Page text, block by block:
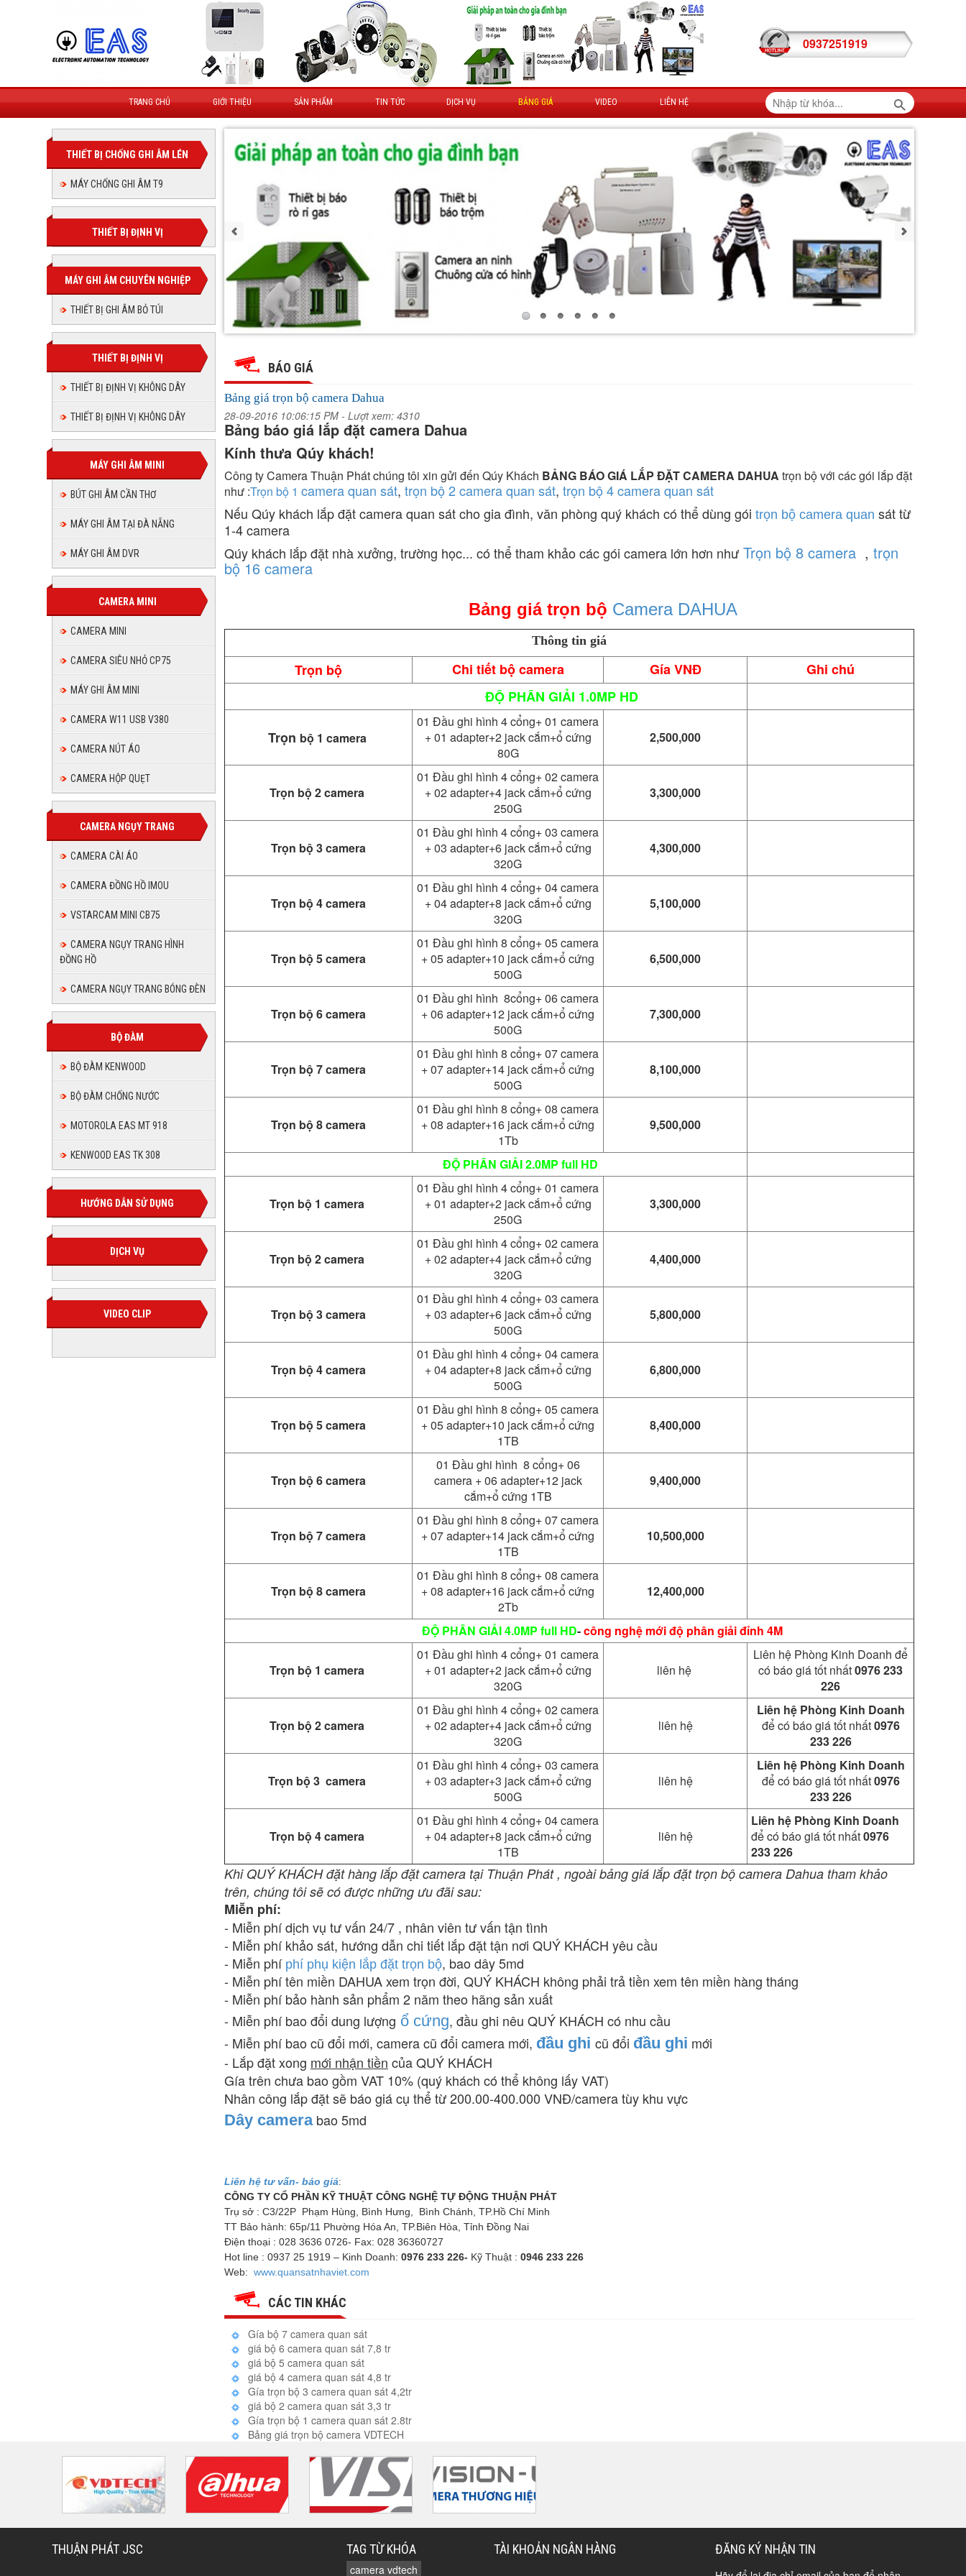
0937251919
TRANG CHỦ GIỚI THIỆU SẢN PHẨM TIN TỨC DỊCH VỤ BẢNG GIÁ VIDEO LIÊN HỆ
THIẾT BỊ CHỐNG GHI ÂM LÉN
MÁY CHỐNG GHI ÂM T9
THIẾT BỊ ĐỊNH VỊ
MÁY GHI ÂM CHUYÊN NGHIỆP
THIẾT BỊ GHI ÂM BỎ TÚI
THIẾT BỊ ĐỊNH VỊ
THIẾT BỊ ĐỊNH VỊ KHÔNG DÂY
THIẾT BỊ ĐỊNH VỊ KHÔNG DÂY
MÁY GHI ÂM MINI
BÚT GHI ÂM CẦN THƠ
MÁY GHI ÂM TẠI ĐÀ NẴNG
MÁY GHI ÂM DVR
CAMERA MINI
CAMERA MINI
CAMERA SIÊU NHỎ CP75
MÁY GHI ÂM MINI
CAMERA W11 USB V380
CAMERA NÚT ÁO
CAMERA HỘP QUẸT
CAMERA NGỤY TRANG
CAMERA CÀI ÁO
CAMERA ĐỒNG HỒ IMOU
VSTARCAM MINI CB75
CAMERA NGỤY TRANG HÌNH
ĐỒNG HỒ
CAMERA NGỤY TRANG BÓNG ĐÈN
BỘ ĐÀM
BỘ ĐÀM KENWOOD
BỘ ĐÀM CHỐNG NƯỚC
MOTOROLA EAS MT 918
KENWOOD EAS TK 308
HƯỚNG DẪN SỬ DỤNG
DỊCH VỤ
VIDEO CLIP
Bảng
giá
trọn
bộ
camera
Dahua
Bảng
giá
trọn
bộ
camera
Dahua
Bảng
giá
trọn
bộ
camera
Dahua
Bảng
trọn
bộ
camera
Dahua
Bảng
trọn
camera
Dahua
Bảng
trọn
camera
Dahua
BÁO GIÁ
Bảng giá trọn bộ camera Dahua
28-09-2016 10:06:15 PM - Lượt xem: 4310
Bảng báo giá lắp đặt camera Dahua
Kính thưa Qúy khách!
Công ty Camera Thuận Phát chúng tôi xin gửi đến Qúy Khách BẢNG BÁO GIÁ LẮP ĐẶT CAMERA DAHUA trọn bộ với các gói lắp đặt
như :Trọn bộ 1 camera quan sát, trọn bộ 2 camera quan sát, trọn bộ 4 camera quan sát
Nếu Qúy khách lắp đặt camera quan sát cho gia đình, văn phòng quý khách có thể dùng gói trọn bộ camera quan sát từ
1-4 camera
Qúy khách lắp đặt nhà xưởng, trường học... có thể tham khảo các gói camera lớn hơn như Trọn bộ 8 camera , trọn
bộ 16 camera
Bảng giá trọn bộ Camera DAHUA
Thông tin giá
Trọn bộ Chi tiết bộ camera Gía VNĐ
Ghi chú
ĐỘ PHÂN GIẢI 1.0MP HD
Trọn bộ 1 camera
01 Đầu ghi hình 4 cổng+ 01 camera
+ 01 adapter+2 jack cắm+ổ cứng
80G
2,500,000
Trọn bộ 2 camera
01 Đầu ghi hình 4 cổng+ 02 camera
+ 02 adapter+4 jack cắm+ổ cứng
250G
3,300,000
Trọn bộ 3 camera
01 Đầu ghi hình 4 cổng+ 03 camera
+ 03 adapter+6 jack cắm+ổ cứng
320G
4,300,000
Trọn bộ 4 camera
01 Đầu ghi hình 4 cổng+ 04 camera
+ 04 adapter+8 jack cắm+ổ cứng
320G
5,100,000
Trọn bộ 5 camera
01 Đầu ghi hình 8 cổng+ 05 camera
+ 05 adapter+10 jack cắm+ổ cứng
500G
6,500,000
Trọn bộ 6 camera
01 Đầu ghi hình 8cổng+ 06 camera
+ 06 adapter+12 jack cắm+ổ cứng
500G
7,300,000
Trọn bộ 7 camera
01 Đầu ghi hình 8 cổng+ 07 camera
+ 07 adapter+14 jack cắm+ổ cứng
500G
8,100,000
Trọn bộ 8 camera
01 Đầu ghi hình 8 cổng+ 08 camera
+ 08 adapter+16 jack cắm+ổ cứng
1Tb
9,500,000
ĐỘ PHÂN GIẢI 2.0MP full HD
Trọn bộ 1 camera
01 Đầu ghi hình 4 cổng+ 01 camera
+ 01 adapter+2 jack cắm+ổ cứng
250G
3,300,000
Trọn bộ 2 camera
01 Đầu ghi hình 4 cổng+ 02 camera
+ 02 adapter+4 jack cắm+ổ cứng
320G
4,400,000
Trọn bộ 3 camera
01 Đầu ghi hình 4 cổng+ 03 camera
+ 03 adapter+6 jack cắm+ổ cứng
500G
5,800,000
Trọn bộ 4 camera
01 Đầu ghi hình 4 cổng+ 04 camera
+ 04 adapter+8 jack cắm+ổ cứng
500G
6,800,000
Trọn bộ 5 camera
01 Đầu ghi hình 8 cổng+ 05 camera
+ 05 adapter+10 jack cắm+ổ cứng
1TB
8,400,000
Trọn bộ 6 camera
01 Đầu ghi hình 8 cổng+ 06
camera + 06 adapter+12 jack
cắm+ổ cứng 1TB
9,400,000
Trọn bộ 7 camera
01 Đầu ghi hình 8 cổng+ 07 camera
+ 07 adapter+14 jack cắm+ổ cứng
1TB
10,500,000
Trọn bộ 8 camera
01 Đầu ghi hình 8 cổng+ 08 camera
+ 08 adapter+16 jack cắm+ổ cứng
2Tb
12,400,000
ĐỘ PHÂN GIẢI 4.0MP full HD-công nghệ mới độ phân giải đỉnh 4M
Trọn bộ 1 camera
01 Đầu ghi hình 4 cổng+ 01 camera
+ 01 adapter+2 jack cắm+ổ cứng
320G
liên hệ
Liên hệ Phòng Kinh Doanh để
có báo giá tốt nhất0976 233
226
Trọn bộ 2 camera
01 Đầu ghi hình 4 cổng+ 02 camera
+ 02 adapter+4 jack cắm+ổ cứng
320G
liên hệ
Liên hệ Phòng Kinh Doanh
để có báo giá tốt nhất0976
233 226
Trọn bộ 3 camera
01 Đầu ghi hình 4 cổng+ 03 camera
+ 03 adapter+3 jack cắm+ổ cứng
500G
liên hệ
Liên hệ Phòng Kinh Doanh
để có báo giá tốt nhất0976
233 226
Trọn bộ 4 camera
01 Đầu ghi hình 4 cổng+ 04 camera
+ 04 adapter+8 jack cắm+ổ cứng
1TB
liên hệ
Liên hệ Phòng Kinh Doanh
để có báo giá tốt nhất0976
233 226
Khi QUÝ KHÁCH đặt hàng lắp đặt camera tại Thuận Phát , ngoài bảng giá lắp đặt trọn bộ camera Dahua tham khảo
trên, chúng tôi sẽ có được những ưu đãi sau:
Miễn phí:
- Miễn phí dịch vụ tư vấn 24/7 , nhân viên tư vấn tận tình
- Miễn phí khảo sát, hướng dẫn chi tiết lắp đặt tận nơi QUÝ KHÁCH yêu cầu
- Miễn phí phí phụ kiện lắp đặt trọn bộ, bao dây 5md
- Miễn phí tên miền DAHUA xem trọn đời, QUÝ KHÁCH không phải trả tiền xem tên miền hàng tháng
- Miễn phí bảo hành sản phẩm 2 năm theo hãng sản xuất
- Miễn phí bao đổi dung lượng ổ cứng, đầu ghi nêu QUÝ KHÁCH có nhu cầu
- Miễn phí bao cũ đổi mới, camera cũ đổi camera mới, đầu ghi cũ đổi đầu ghi mới
- Lắp đặt xong mới nhận tiền của QUÝ KHÁCH
Gía trên chưa bao gồm VAT 10% (quý khách có thể không lấy VAT)
Nhân công lắp đặt sẽ báo giá cụ thể từ 200.00-400.000 VNĐ/camera tùy khu vực
Dây camerabao 5md
Liên hệ tư vấn- báo giá:
CÔNG TY CỔ PHẦN KỸ THUẬT CÔNG NGHỆ TỰ ĐỘNG THUẬN PHÁT
Trụ sở : C3/22P Phạm Hùng, Bình Hưng, Bình Chánh, TP.Hồ Chí Minh
TT Bảo hành: 65p/11 Phường Hóa An, TP.Biên Hòa, Tỉnh Đồng Nai
Điện thoại : 028 3636 0726- Fax: 028 36360727
Hot line : 0937 25 1919 – Kinh Doanh: 0976 233 226- Kỹ Thuật : 0946 233 226
Web: www.quansatnhaviet.com
CÁC TIN KHÁC
Gía bộ 7 camera quan sát
giá bộ 6 camera quan sát 7,8 tr
giá bộ 5 camera quan sát
giá bộ 4 camera quan sát 4,8 tr
Gía trọn bộ 3 camera quan sát 4,2tr
giá bộ 2 camera quan sát 3,3 tr
Gía trọn bộ 1 camera quan sát 2.8tr
Bảng giá trọn bộ camera VDTECH
THUẬN PHÁT JSC TAG TỪ KHÓA
camera vdtech
TÀI KHOẢN NGÂN HÀNG ĐĂNG KÝ NHẬN TIN